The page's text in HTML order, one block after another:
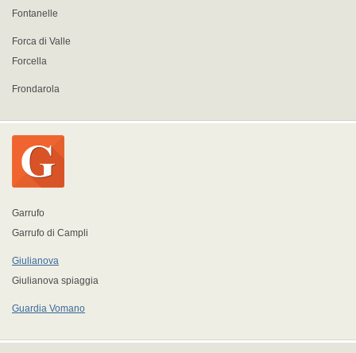
Fontanelle
Forca di Valle
Forcella
Frondarola
Garrufo
Garrufo di Campli
Giulianova
Giulianova spiaggia
Guardia Vomano